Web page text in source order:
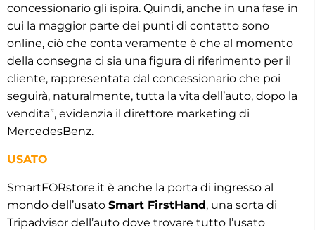
concessionario gli ispira. Quindi, anche in una fase in
cui la maggior parte dei punti di contatto sono
online, ciò che conta veramente è che al momento
della consegna ci sia una figura di riferimento per il
cliente, rappresentata dal concessionario che poi
seguirà, naturalmente, tutta la vita dell’auto, dopo la
vendita”, evidenzia il direttore marketing di
MercedesBenz.
USATO
SmartFORstore.it è anche la porta di ingresso al
mondo dell’usato Smart FirstHand, una sorta di
Tripadvisor dell’auto dove trovare tutto l’usato